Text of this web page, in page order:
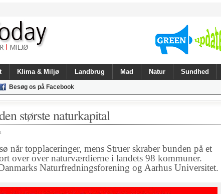
Klima & Miljø Landbrug Mad Natur Sundhed
Besøg os på Facebook
største naturkapital
når topplaceringer, mens Struer skraber bunden på et
over over naturværdierne i landets 98 kommuner.
Naturfredningsforening og Aarhus Universitet.